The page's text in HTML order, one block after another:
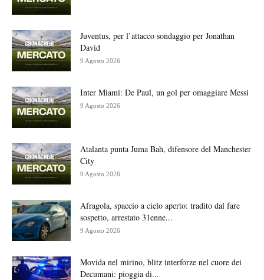
Juventus, per l’attacco sondaggio per Jonathan
David
9 Agosto 2026
Inter Miami: De Paul, un gol per omaggiare Messi
9 Agosto 2026
Atalanta punta Juma Bah, difensore del Manchester
City
9 Agosto 2026
Afragola, spaccio a cielo aperto: tradito dal fare
sospetto, arrestato 31enne...
9 Agosto 2026
Movida nel mirino, blitz interforze nel cuore dei
Decumani: pioggia di...